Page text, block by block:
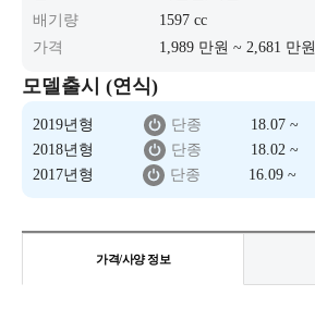
배기량
1597 cc
가격
1,989 만원 ~ 2,681 만원
모델출시 (연식)
2019년형 단종 18.07 ~
2018년형
단종 18.02 ~
2017년형
단종 16.09 ~
가격/사양 정보